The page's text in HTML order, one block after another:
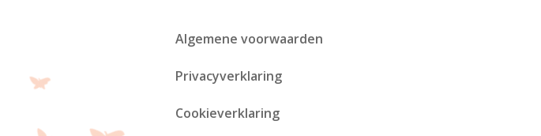
Algemene voorwaarden
Privacyverklaring
Cookieverklaring